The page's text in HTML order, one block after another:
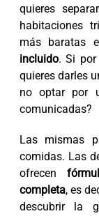
quieres
habitaciones
más baratas
incluido. Si por
quieres darles
no optar por
comunicadas?
Las mismas
comidas. Las
ofrecen
completa, es
descubrir la